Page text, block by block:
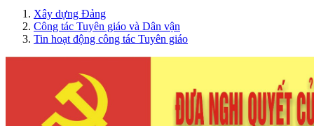
Xây dựng Đảng
Công tác Tuyên giáo và Dân vận
Tin hoạt động công tác Tuyên giáo